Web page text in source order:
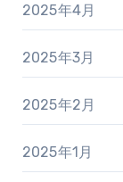
2025年4月
2025年3月
2025年2月
2025年1月